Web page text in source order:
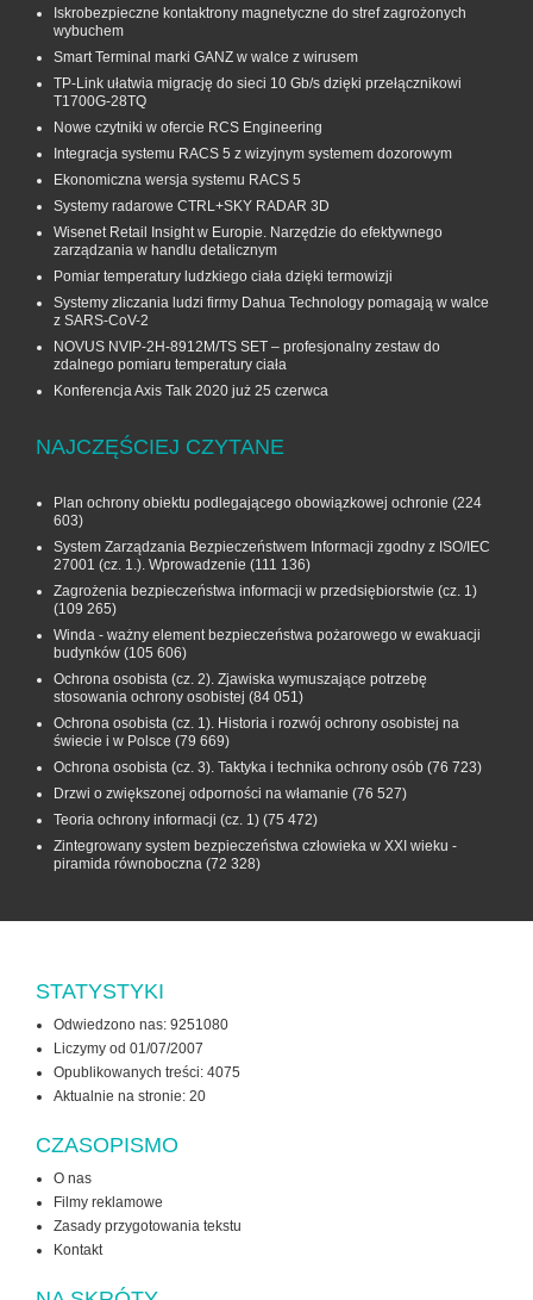
Iskrobezpieczne kontaktrony magnetyczne do stref zagrożonych
wybuchem
Smart Terminal marki GANZ w walce z wirusem
TP-Link ułatwia migrację do sieci 10 Gb/s dzięki przełącznikowi
T1700G‑28TQ
Nowe czytniki w ofercie RCS Engineering
Integracja systemu RACS 5 z wizyjnym systemem dozorowym
Ekonomiczna wersja systemu RACS 5
Systemy radarowe CTRL+SKY RADAR 3D
Wisenet Retail Insight w Europie. Narzędzie do efektywnego
zarządzania w handlu detalicznym
Pomiar temperatury ludzkiego ciała dzięki termowizji
Systemy zliczania ludzi firmy Dahua Technology pomagają w walce
z SARS-CoV-2
NOVUS NVIP-2H-8912M/TS SET – profesjonalny zestaw do
zdalnego pomiaru temperatury ciała
Konferencja Axis Talk 2020 już 25 czerwca
NAJCZĘŚCIEJ CZYTANE
Plan ochrony obiektu podlegającego obowiązkowej ochronie (224
603)
System Zarządzania Bezpieczeństwem Informacji zgodny z ISO/IEC
27001 (cz. 1.). Wprowadzenie (111 136)
Zagrożenia bezpieczeństwa informacji w przedsiębiorstwie (cz. 1)
(109 265)
Winda - ważny element bezpieczeństwa pożarowego w ewakuacji
budynków (105 606)
Ochrona osobista (cz. 2). Zjawiska wymuszające potrzebę
stosowania ochrony osobistej (84 051)
Ochrona osobista (cz. 1). Historia i rozwój ochrony osobistej na
świecie i w Polsce (79 669)
Ochrona osobista (cz. 3). Taktyka i technika ochrony osób (76 723)
Drzwi o zwiększonej odporności na włamanie (76 527)
Teoria ochrony informacji (cz. 1) (75 472)
Zintegrowany system bezpieczeństwa człowieka w XXI wieku -
piramida równoboczna (72 328)
STATYSTYKI
Odwiedzono nas: 9251080
Liczymy od 01/07/2007
Opublikowanych treści: 4075
Aktualnie na stronie: 20
CZASOPISMO
O nas
Filmy reklamowe
Zasady przygotowania tekstu
Kontakt